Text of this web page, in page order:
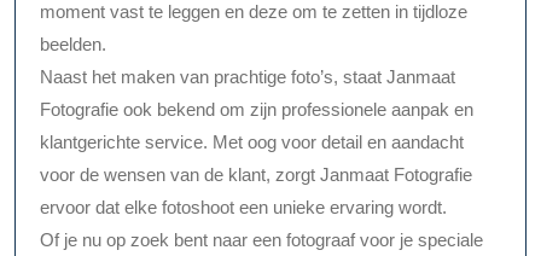
moment vast te leggen en deze om te zetten in tijdloze
beelden.
Naast het maken van prachtige foto’s, staat Janmaat
Fotografie ook bekend om zijn professionele aanpak en
klantgerichte service. Met oog voor detail en aandacht
voor de wensen van de klant, zorgt Janmaat Fotografie
ervoor dat elke fotoshoot een unieke ervaring wordt.
Of je nu op zoek bent naar een fotograaf voor je speciale